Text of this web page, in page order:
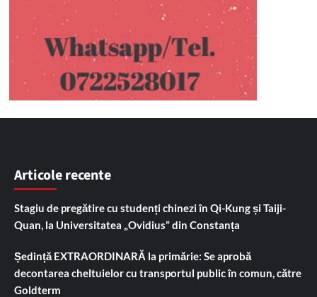
Articole recente
Stagiu de pregătire cu studenți chinezi în Qi-Kung și Taiji-
Quan, la Universitatea „Ovidius” din Constanța
Ședință EXTRAORDINARĂ la primărie: Se aprobă
decontarea cheltuielor cu transportul public în comun, către
Goldterm